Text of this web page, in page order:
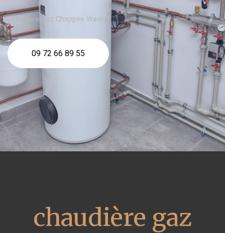
chaudière gaz Chappee Wavrin
09 72 66 89 55
chaudière gaz